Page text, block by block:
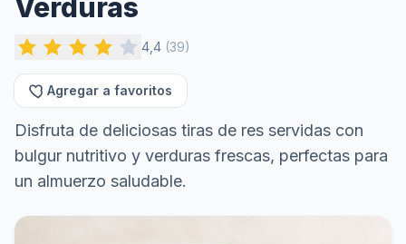
Verduras
4,4 (39)
Agregar a favoritos
Disfruta de deliciosas tiras de res servidas con
bulgur nutritivo y verduras frescas, perfectas para
un almuerzo saludable.